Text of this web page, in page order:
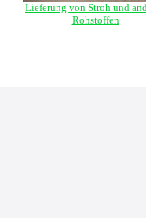
Lieferung von Stroh und
Rohstoffen